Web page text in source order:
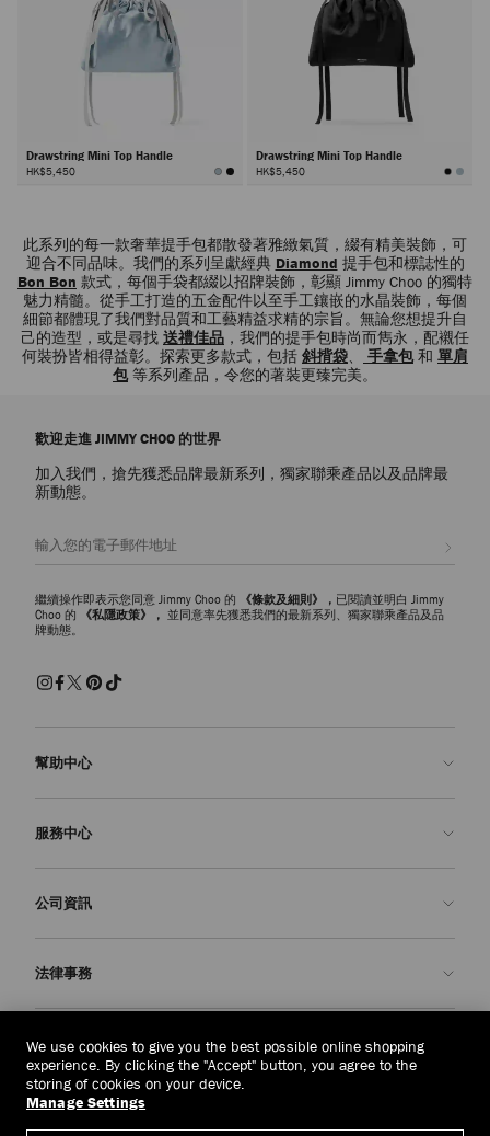
Drawstring Mini Top Handle
HK$5,450
Drawstring Mini Top Handle
HK$5,450
頁
此系列的每一款奢華提手包都散發著雅緻氣質，綴有精美裝飾，可
迎合不同品味。我們的系列呈獻經典 Diamond 提手包和標誌性的
Bon Bon 款式，每個手袋都綴以招牌裝飾，彰顯 Jimmy Choo 的獨特
魅力精髓。從手工打造的五金配件以至手工鑲嵌的水晶裝飾，每個
細節都體現了我們對品質和工藝精益求精的宗旨。無論您想提升自
己的造型，或是尋找 送禮佳品 ，我們的提手包時尚而雋永，配襯任
何裝扮皆相得益彰。探索更多款式，包括 斜揹袋、 手拿包和 單肩
包等系列產品，令您的著裝更臻完美。
歡迎走進 JIMMY CHOO 的世界
加入我們，搶先獲悉品牌最新系列，獨家聯乘產品以及品牌最
新動態。
繼續操作即表示您同意 Jimmy Choo 的 《條款及細則》， 已閱讀並明白 Jimmy
Choo 的
《私隱政策》， 並同意率先獲悉我們的最新系列、獨家聯乘產品及品
牌動態。
幫助中心
常見問題解答
申請退貨
送貨
服務中心
定制服務
保修服務
公司資訊
我們的歷史
我們的影響與責任
我們的影響
匠心工藝
法律事務
條款與條件
被遺忘權
主體存取請求表
老撾(HK$)
We use cookies to give you the best possible online shopping
experience. By clicking the "Accept" button, you agree to the
storing of cookies on your device.
Manage Settings